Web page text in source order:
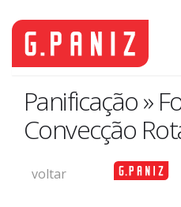
Panificação »
Convecção
voltar